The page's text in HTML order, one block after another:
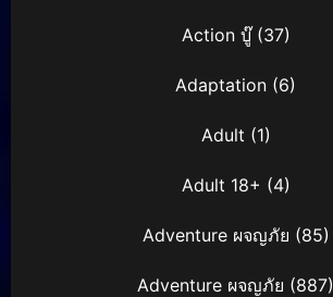
Action บู๊(37)
Adaptation (6)
Adult (1)
Adult 18+ (4)
Adventure ผจญภัย (85)
Adventure ผจญภัย (887)